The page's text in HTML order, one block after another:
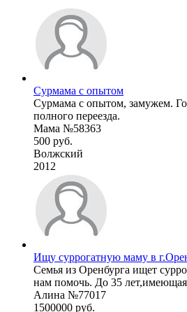
Сурмама с опытом
Сурмама с опытом, замужем.
полного переезда.
Мама №58363
500 руб.
Волжский
2012
Ищу суррогатную маму в
Семья из Оренбурга ищет
нам помочь. До 35
Алина №77017
1500000 руб.